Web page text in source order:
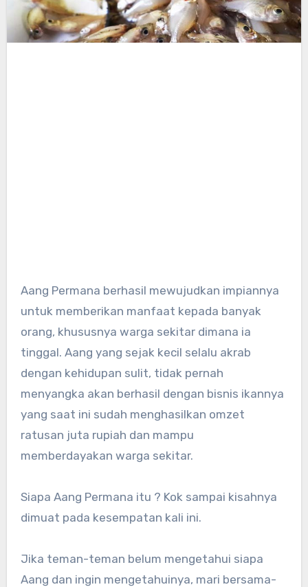
Aang Permana berhasil mewujudkan impiannya
untuk memberikan manfaat kepada banyak
orang, khususnya warga sekitar dimana ia
tinggal. Aang yang sejak kecil selalu akrab
dengan kehidupan sulit, tidak pernah
menyangka akan berhasil dengan bisnis ikannya
yang saat ini sudah menghasilkan omzet
ratusan juta rupiah dan mampu
memberdayakan warga sekitar.
Siapa Aang Permana itu ? Kok sampai kisahnya
dimuat pada kesempatan kali ini.
Jika teman-teman belum mengetahui siapa
Aang dan ingin mengetahuinya, mari bersama-